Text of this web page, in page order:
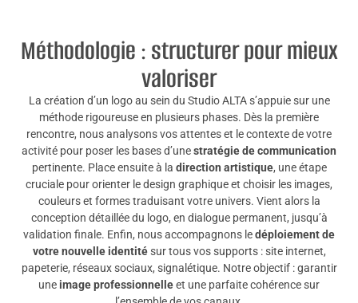
Méthodologie : structurer pour mieux
valoriser
La création d’un logo au sein du Studio ALTA s’appuie sur une
méthode rigoureuse en plusieurs phases. Dès la première
rencontre, nous analysons vos attentes et le contexte de votre
activité pour poser les bases d’unestratégie de communication
pertinente. Place ensuite à la direction artistique, une étape
cruciale pour orienter le design graphique et choisir les images,
couleurs et formes traduisant votre univers. Vient alors la
conception détaillée du logo, en dialogue permanent, jusqu’à
validation finale. Enfin, nous accompagnons ledéploiement de
votre nouvelle identitésur tous vos supports : site internet,
papeterie, réseaux sociaux, signalétique. Notre objectif : garantir
une image professionnelleet une parfaite cohérence sur